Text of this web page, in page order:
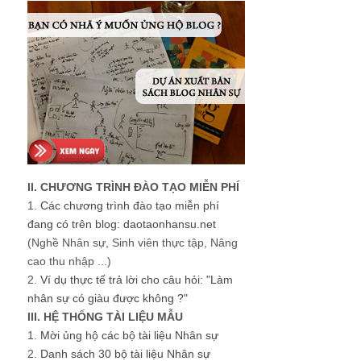
II. CHƯƠNG TRÌNH ĐÀO TẠO MIỄN PHÍ
1. Các chương trình đào tạo miễn phí
đang có trên blog: daotaonhansu.net
(Nghề Nhân sự, Sinh viên thực tập, Nâng
cao thu nhập ...)
2. Ví dụ thực tế trả lời cho câu hỏi: "Làm
nhân sự có giàu được không ?"
III. HỆ THỐNG TÀI LIỆU MẪU
1. Mời ủng hộ các bộ tài liệu Nhân sự
2. Danh sách 30 bộ tài liệu Nhân sự